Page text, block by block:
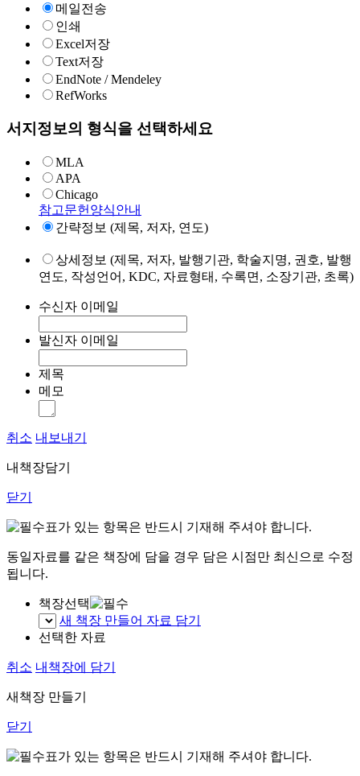
메일전송
인쇄
Excel저장
Text저장
EndNote / Mendeley
RefWorks
서지정보의 형식을 선택하세요
MLA
APA
Chicago
참고문헌양식안내
간략정보 (제목, 저자, 연도)
상세정보 (제목, 저자, 발행기관, 학술지명, 권호, 발행
연도, 작성언어, KDC, 자료형태, 수록면, 소장기관, 초록)
수신자 이메일
발신자 이메일
제목
메모
취소 내보내기
내책장담기
닫기
표가 있는 항목은 반드시 기재해 주셔야 합니다.
동일자료를 같은 책장에 담을 경우 담은 시점만 최신으로 수정
됩니다.
책장선택
새 책장 만들어 자료 담기
선택한 자료
취소 내책장에 담기
새책장 만들기
닫기
표가 있는 항목은 반드시 기재해 주셔야 합니다.